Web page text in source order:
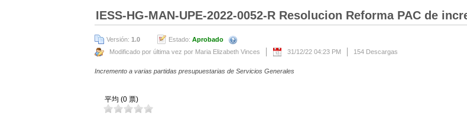
IESS-HG-MAN-UPE-2022-0052-R Resolucion Reforma PAC de
Versión: 1.0 Estado: Aprobado
Modificado por última vez por Maria Elizabeth Vinces
31/12/22 04:23 PM 154 Descargas
Incremento a varias partidas presupuestarias de Servicios Generales
平均 (0 票)